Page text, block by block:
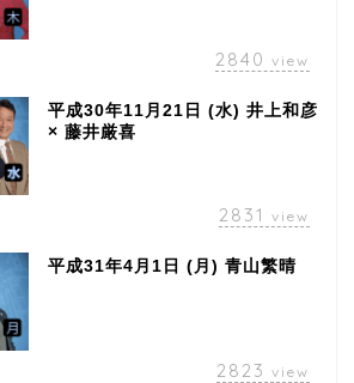
2840 view
平成30年11月21日 (水) 井上和彦
× 藤井厳喜
2831 view
平成31年4月1日 (月) 青山繁晴
2823 view